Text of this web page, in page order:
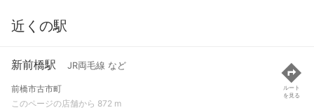
近くの駅
新前橋駅 JR両毛線 など
前橋市古市町
このページの店舗から 872 m
ルート
を見る